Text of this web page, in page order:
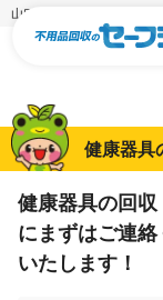
山口の健康器具・トレーニ
健康器具
健康器具の回
にまずはご連絡
いたします！